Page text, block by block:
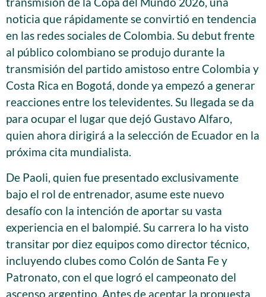
noticia que rápidamente se convirtió en tendencia
en las redes sociales de Colombia. Su debut frente
al público colombiano se produjo durante la
transmisión del partido amistoso entre Colombia y
Costa Rica en Bogotá, donde ya empezó a generar
reacciones entre los televidentes. Su llegada se da
para ocupar el lugar que dejó Gustavo Alfaro,
quien ahora dirigirá a la selección de Ecuador en la
próxima cita mundialista.
De Paoli, quien fue presentado exclusivamente
bajo el rol de entrenador, asume este nuevo
desafío con la intención de aportar su vasta
experiencia en el balompié. Su carrera lo ha visto
transitar por diez equipos como director técnico,
incluyendo clubes como Colón de Santa Fe y
Patronato, con el que logró el campeonato del
ascenso argentino. Antes de aceptar la propuesta